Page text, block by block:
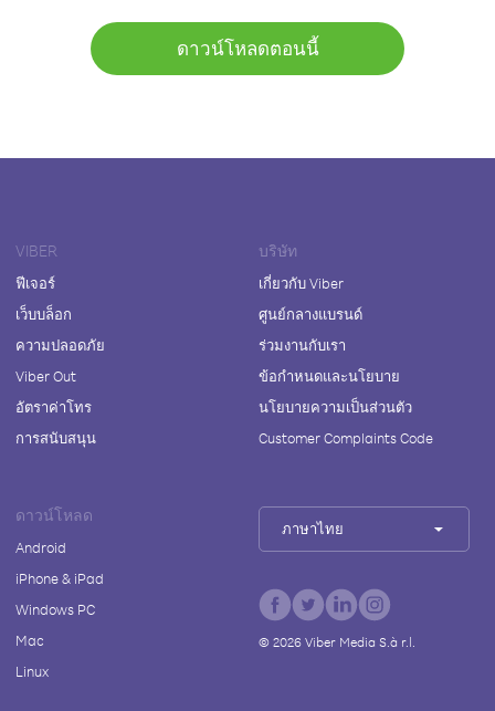
ดาวน์โหลดตอนนี้
VIBER
ฟีเจอร์
เว็บบล็อก
ความปลอดภัย
Viber Out
อัตราค่าโทร
การสนับสนุน
บริษัท
เกี่ยวกับ Viber
ศูนย์กลางแบรนด์
ร่วมงานกับเรา
ข้อกำหนดและนโยบาย
นโยบายความเป็นส่วนตัว
Customer Complaints Code
ดาวน์โหลด
Android
iPhone & iPad
Windows PC
Mac
Linux
ภาษาไทย
© 2026Viber Media S.à r.l.